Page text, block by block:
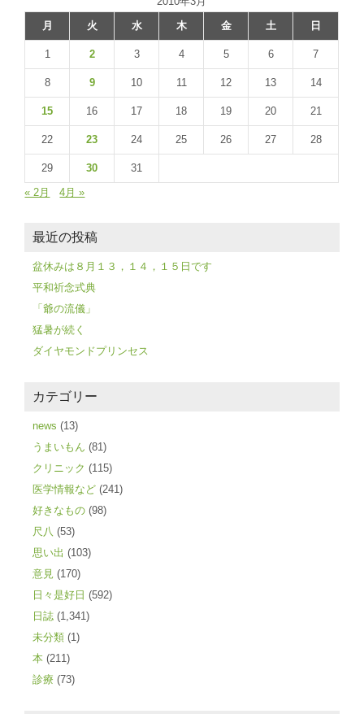
月
火 水 木 金 土 日
1 2 3 4 5 6 7
8 9 10 11 12 13 14
15 16 17 18 19 20 21
22 23 24 25 26 27 28
29 30
31
« 2月
4月 »
最近の投稿
盆休みは８月１３，１４，１５日です
平和祈念式典
「爺の流儀」
猛暑が続く
ダイヤモンドプリンセス
カテゴリー
news (13)
うまいもん (81)
クリニック (115)
医学情報など (241)
好きなもの (98)
尺八 (53)
思い出 (103)
意見 (170)
日々是好日 (592)
日誌 (1,341)
未分類 (1)
本 (211)
診療 (73)